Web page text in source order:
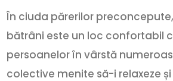
În ciuda părerilor
bătrâni este un loc confortabil
persoanelor în vârstă
colective menite să-i relaxeze